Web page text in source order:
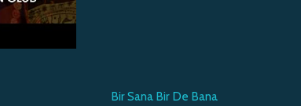
Bir Sana Bir De Bana